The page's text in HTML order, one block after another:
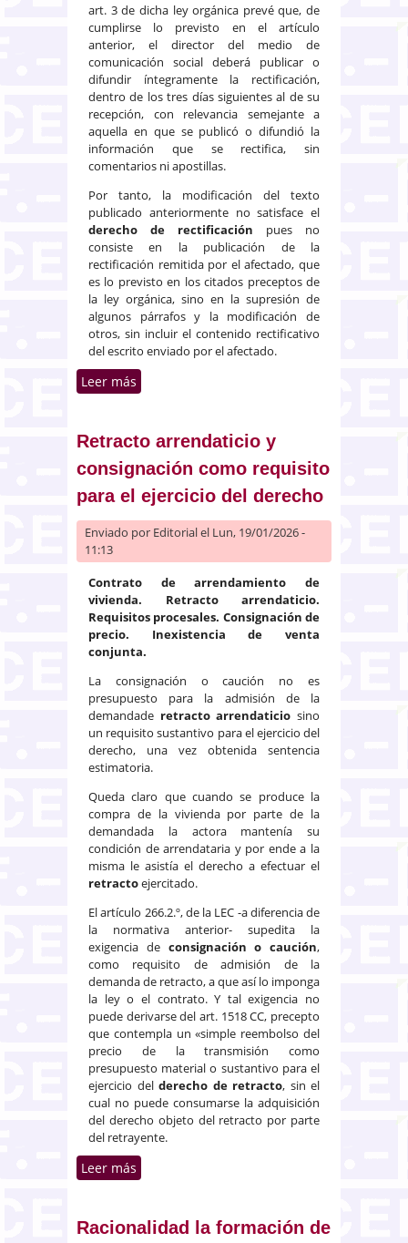
art. 3 de dicha ley orgánica prevé que, de
cumplirse lo previsto en el artículo
anterior, el director del medio de
comunicación social deberá publicar o
difundir íntegramente la rectificación,
dentro de los tres días siguientes al de su
recepción, con relevancia semejante a
aquella en que se publicó o difundió la
información que se rectifica, sin
comentarios ni apostillas.
Por tanto, la modificación del texto
publicado anteriormente no satisface el
derecho de rectificación pues no
consiste en la publicación de la
rectificación remitida por el afectado, que
es lo previsto en los citados preceptos de
la ley orgánica, sino en la supresión de
algunos párrafos y la modificación de
otros, sin incluir el contenido rectificativo
del escrito enviado por el afectado.
Leer más
Retracto arrendaticio y
consignación como requisito
para el ejercicio del derecho
Enviado por Editorialel Lun, 19/01/2026 -
11:13
Contrato de arrendamiento de
vivienda. Retracto arrendaticio.
Requisitos procesales. Consignación de
precio. Inexistencia de venta
conjunta.
La consignación o caución no es
presupuesto para la admisión de la
demandade retracto arrendaticio sino
un requisito sustantivo para el ejercicio del
derecho, una vez obtenida sentencia
estimatoria.
Queda claro que cuando se produce la
compra de la vivienda por parte de la
demandada la actora mantenía su
condición de arrendataria y por ende a la
misma le asistía el derecho a efectuar el
retractoejercitado.
El artículo 266.2.º, de la LEC -a diferencia de
la normativa anterior- supedita la
exigencia de consignación o caución,
como requisito de admisión de la
demanda de retracto, a que así lo imponga
la ley o el contrato. Y tal exigencia no
puede derivarse del art. 1518 CC, precepto
que contempla un «simple reembolso del
precio de la transmisión como
presupuesto material o sustantivo para el
ejercicio del derecho de retracto, sin el
cual no puede consumarse la adquisición
del derecho objeto del retracto por parte
del retrayente.
Leer más
Racionalidad la formación de